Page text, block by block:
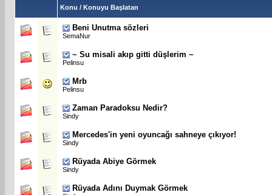
Konu / Konuyu Başlatan
Beni Unutma sözleri
SemaNur
~ Su misali akıp gitti düşlerim ~
Pelinsu
Mrb
Pelinsu
Zaman Paradoksu Nedir?
Sindy
Mercedes'in yeni oyuncağı sahneye çıkıyor!
Sindy
Rüyada Abiye Görmek
Sindy
Rüyada Adını Duymak Görmek